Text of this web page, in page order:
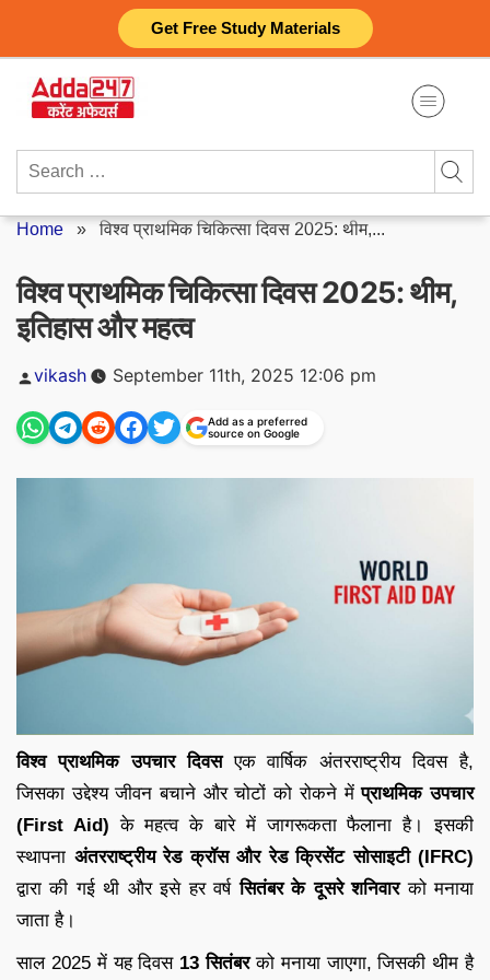
Get Free Study Materials
content
Search
Home »विश्व प्राथमिक चिकित्सा दिवस 2025: थीम,...
विश्व प्राथमिक चिकित्सा दिवस 2025: थीम,
इतिहास और महत्व
Posted
vikash September 11th, 2025 12:06 pm
Add as a preferred
source on Google
विश्व प्राथमिक उपचार दिवसएक वार्षिक अंतरराष्ट्रीय दिवस है,
जिसका उद्देश्य जीवन बचाने और चोटों को रोकने मेंप्राथमिक उपचार
(First Aid) के महत्व के बारे में जागरूकता फैलाना है। इसकी
स्थापना अंतरराष्ट्रीय रेड क्रॉस और रेड क्रिसेंट सोसाइटी (IFRC)
द्वारा की गई थी और इसे हर वर्षसितंबर के दूसरे शनिवारको मनाया
जाता है।
साल 2025 में यह दिवस 13 सितंबरको मनाया जाएगा, जिसकी थीम है